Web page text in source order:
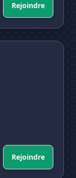
Rejoindre
Rejoindre